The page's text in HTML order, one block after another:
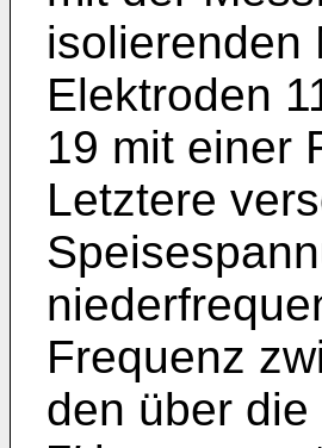
isolierenden
Elektroden
19 mit einer
Letztere
Frequenz
den über